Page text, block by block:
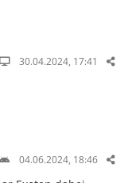
30.04.2024, 17:41
04.06.2024, 18:46